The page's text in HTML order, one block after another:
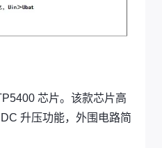
芯片。该款芯片高
升压功能，外围电路简